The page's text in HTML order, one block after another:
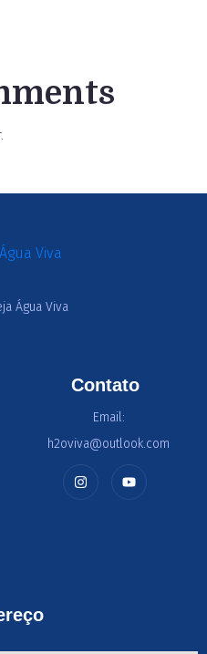
Água Viva
Contato
Email:
h2oviva@outlook.com